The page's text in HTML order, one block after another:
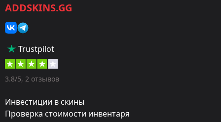
Категория:
Скины
Штурмовые винтовки
Оружие:
Exterior:
ADDSKINS.GG
Trustpilot
3.8/5, 2 отзывов
Инвестиции в скины
Проверка стоимости инвентаря